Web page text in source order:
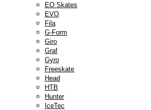
EO Skates
EVO
Fila
G-Form
Giro
Graf
Gyro
Freeskate
Head
HTB
Hunter
IceTec